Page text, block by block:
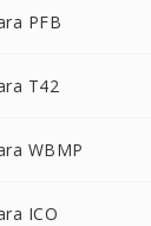
PFB
T42
WBMP
ICO